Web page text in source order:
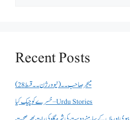
Recent Posts
میجر صاحب۔۔( نیو ورژن ۔۔قسط 28)
خسرے کو چیک کیا – Urdu Stories